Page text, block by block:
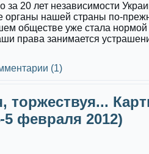
за 20 лет независимости
органы нашей страны по-
обществе уже стала нормой
права занимается
(1)
торжествуя...
февраля 2012)